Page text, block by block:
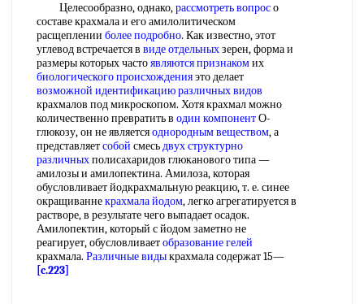
Целесообразно, однако,рассмотреть вопросо
составе крахмала и его амилолитическом
расщеплении более подробно. Как известно, этот
углевод встречается в виде отдельныхзерен, форма и
размеры которых частоявляются признакомих
биологического происхожденияэто делает
возможной идентификациюразличных видов
крахмалов под микроскопом. Хотя крахмал можно
количественно превратить в один компонентО-
глюкозу, он не являетсяоднородным веществом, а
представляетсобой смесьдвухструктурно
различныхполисахаридов глюканового типа —
амилозы и амилопектина. Амилоза, которая
обусловливает йодкрахмальную реакцию, т. е. синее
окращиваннекрахмала йодом, легко агрегатируется в
растворе, в результате чего выпадает осадок.
Амилопектин, который с йодом заметно не
реагирует, обусловливаетобразование гелей
крахмала. Различные видыкрахмала содержат 15—
[c.223]